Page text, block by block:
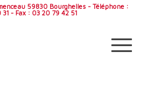
59830 Bourghelles - Téléphone :
- Fax : 03 20 79 42 51